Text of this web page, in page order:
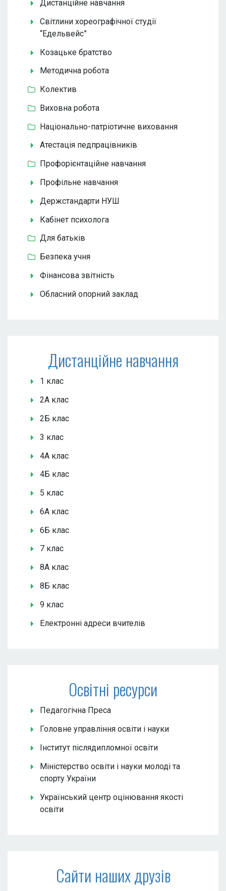
Дистанційне навчання
Світлини хореографічної студії
“Едельвейс”
Козацьке братство
Методична робота
Колектив
Виховна робота
Національно-патріотичне виховання
Атестація педпрацівників
Профорієнтаційне навчання
Профільне навчання
Держстандарти НУШ
Кабінет психолога
Для батьків
Безпека учня
Фінансова звітність
Обласний опорний заклад
Дистанційне навчання
1 клас
2А клас
2Б клас
3 клас
4А клас
4Б клас
5 клас
6А клас
6Б клас
7 клас
8А клас
8Б клас
9 клас
Електронні адреси вчителів
Освітні ресурси
Педагогічна Преса
Головне управління освіти і науки
Інститут післядипломної освіти
Міністерство освіти і науки молоді та
спорту України
Український центр оцінювання якості
освіти
Сайти наших друзів